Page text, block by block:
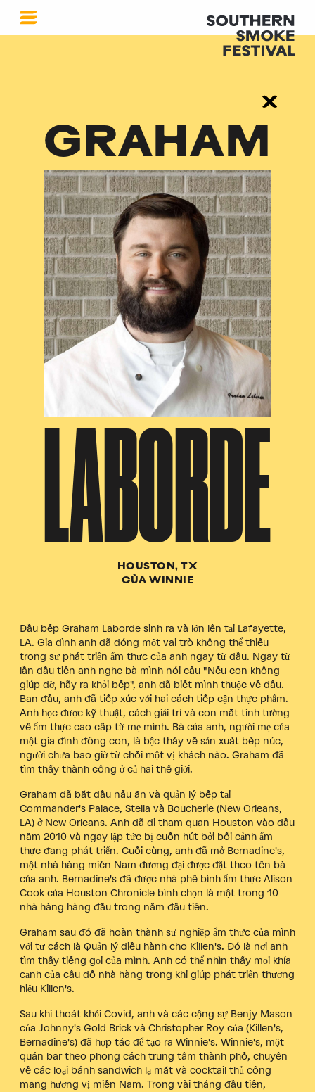
GRAHAM
LABORDE
HOUSTON, TX
CỦA WINNIE
Đầu bếp Graham Laborde sinh ra và lớn lên tại Lafayette,
LA. Gia đình anh đã đóng một vai trò không thể thiếu
trong sự phát triển ẩm thực của anh ngay từ đầu. Ngay từ
lần đầu tiên anh nghe bà mình nói câu "Nếu con không
giúp đỡ, hãy ra khỏi bếp", anh đã biết mình thuộc về đâu.
Ban đầu, anh đã tiếp xúc với hai cách tiếp cận thực phẩm.
Anh học được kỹ thuật, cách giải trí và con mắt tinh tường
về ẩm thực cao cấp từ mẹ mình. Bà của anh, người mẹ của
một gia đình đông con, là bậc thầy về sản xuất bếp núc,
người chưa bao giờ từ chối một vị khách nào. Graham đã
tìm thấy thành công ở cả hai thế giới.
Graham đã bắt đầu nấu ăn và quản lý bếp tại
Commander's Palace, Stella và Boucherie (New Orleans,
LA) ở New Orleans. Anh đã đi tham quan Houston vào đầu
năm 2010 và ngay lập tức bị cuốn hút bởi bối cảnh ẩm
thực đang phát triển. Cuối cùng, anh đã mở Bernadine's,
một nhà hàng miền Nam đương đại được đặt theo tên bà
của anh. Bernadine's đã được nhà phê bình ẩm thực Alison
Cook của Houston Chronicle bình chọn là một trong 10
nhà hàng hàng đầu trong năm đầu tiên.
Graham sau đó đã hoàn thành sự nghiệp ẩm thực của mình
với tư cách là Quản lý điều hành cho Killen's. Đó là nơi anh
tìm thấy tiếng gọi của mình. Anh có thể nhìn thấy mọi khía
cạnh của câu đố nhà hàng trong khi giúp phát triển thương
hiệu Killen's.
Sau khi thoát khỏi Covid, anh và các cộng sự Benjy Mason
của Johnny's Gold Brick và Christopher Roy của (Killen's,
Bernadine's) đã hợp tác để tạo ra Winnie's. Winnie's, một
quán bar theo phong cách trung tâm thành phố, chuyên
về các loại bánh sandwich lạ mắt và cocktail thủ công
mang hương vị miền Nam. Trong vài tháng đầu tiên,